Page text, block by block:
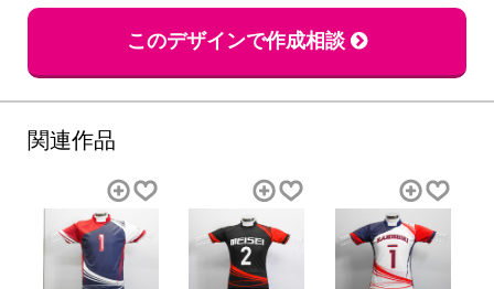
このデザインで作成相談
関連作品